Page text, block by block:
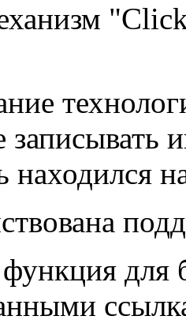
находился
для